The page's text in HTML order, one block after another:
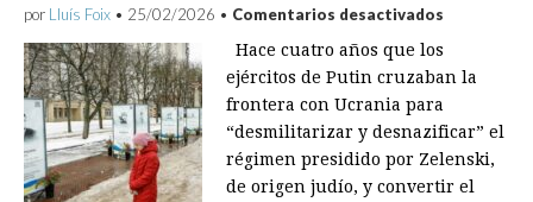
por Lluís Foix • 25/02/2026 • Comentarios desactivados
de
una
europea
Hace cuatro años que los
ejércitos de Putin cruzaban la
frontera con Ucrania para
“desmilitarizar y desnazificar” el
régimen presidido por Zelenski,
de origen judío, y convertir el